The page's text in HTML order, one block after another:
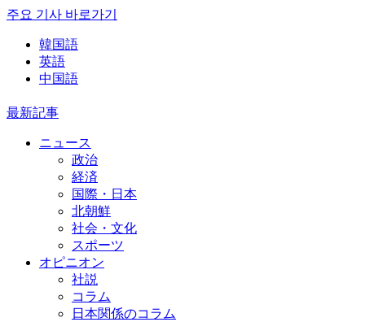
주요 기사 바로가기
韓国語
英語
中国語
最新記事
ニュース
政治
経済
国際・日本
北朝鮮
社会・文化
スポーツ
オピニオン
社説
コラム
日本関係のコラム